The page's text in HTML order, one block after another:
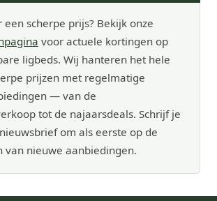
een scherpe prijs? Bekijk onze
voor actuele kortingen op
ligbeds. Wij hanteren het hele
prijzen met regelmatige
— van de
tot de najaarsdeals. Schrijf je
om als eerste op de
van nieuwe aanbiedingen.